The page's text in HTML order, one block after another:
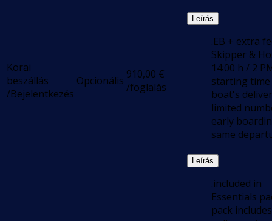
Korai
beszállás
/Bejelentkezés
Opcionális 910,00 €
/foglalás
Leírás
.EB + extra
Skipper &
14:00 h / 2
starting
boat's
limited
early
same
Leírás
.included in
Essentials
pack